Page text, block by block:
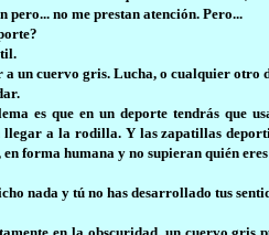
pero... no me prestan atención. Pero...
un cuervo gris. Lucha, o cualquier otro
es que en un deporte tendrás que
llegar a la rodilla. Y las zapatillas
forma humana y no supieran quién
nada y tú no has desarrollado tus